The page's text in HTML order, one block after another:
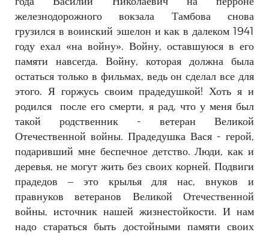
железнодорожного вокзала Тамбова снова
грузился в воинский эшелон и как в далеком 1941
году ехал «на войну». Войну, оставшуюся в его
памяти навсегда. Войну, которая должна была
остаться только в фильмах, ведь он сделал все для
этого. Я горжусь своим прадедушкой! Хоть я и
родился после его смерти, я рад, что у меня был
такой родственник - ветеран Великой
Отечественной войны. Прадедушка Вася - герой,
подаривший мне беспечное детство.Люди, как и
деревья, не могут жить без своих корней. Подвиги
прадедов – это крылья для нас, внуков и
правнуков ветеранов Великой Отечественной
войны, источник нашей жизнестойкости. И нам
надо стараться быть достойными памяти своих